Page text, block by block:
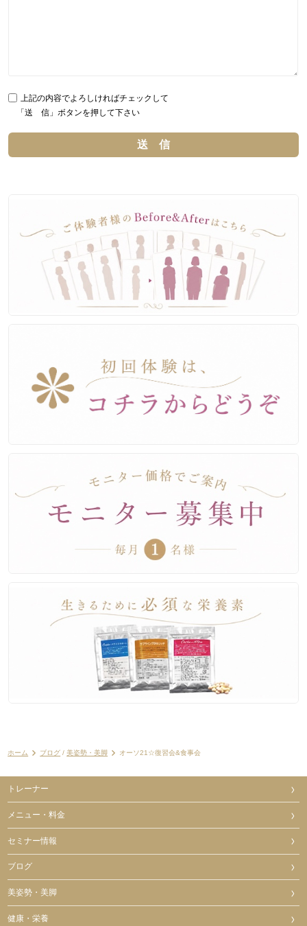
上記の内容でよろしければチェックして
「送 信」ボタンを押して下さい
ホーム ブログ /美姿勢・美脚 オーソ21☆復習会&食事会
トレーナー
メニュー・料金
セミナー情報
ブログ
美姿勢・美脚
健康・栄養